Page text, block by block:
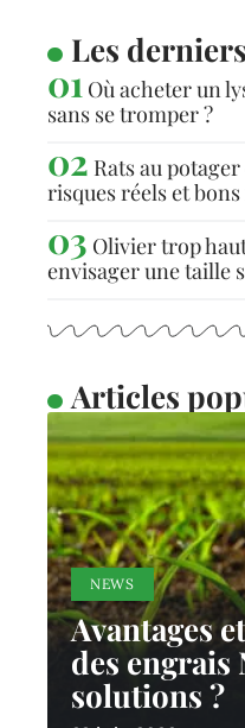
Les
Où acheter un
sans se tromper ?
Rats au
risques réels et
Olivier trop
envisager une taille
Articles
NEWS
Avantages
des engrais
solutions ?